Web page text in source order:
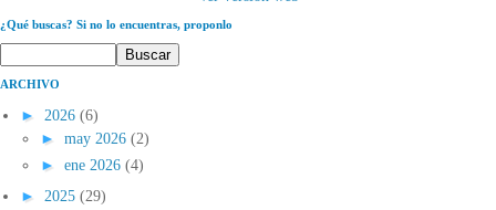
¿Qué buscas? Si no lo encuentras, proponlo
ARCHIVO
► 2026 (6)
► may 2026 (2)
► ene 2026 (4)
► 2025 (29)